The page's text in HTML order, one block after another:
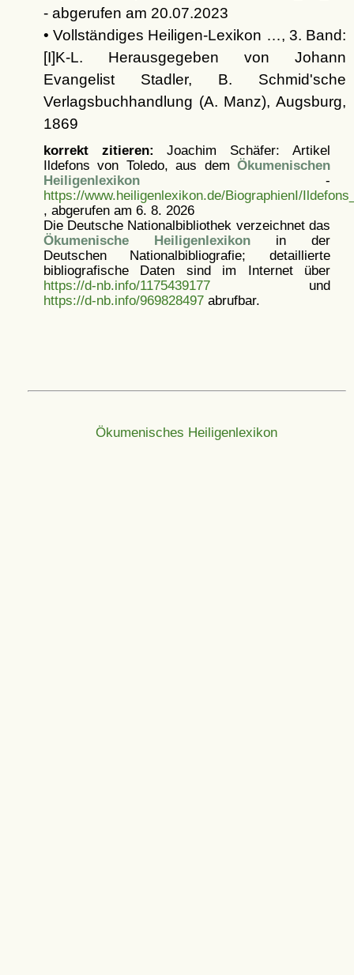
- abgerufen am 20.07.2023
• Vollständiges Heiligen-Lexikon …, 3. Band:
[I]K-L. Herausgegeben von Johann
Evangelist Stadler, B. Schmid'sche
Verlagsbuchhandlung (A. Manz), Augsburg,
1869
korrekt zitieren: Joachim Schäfer: Artikel
Ildefons von Toledo, aus dem Ökumenischen
Heiligenlexikon-
https://www.heiligenlexikon.de/BiographienI/
, abgerufen am 6. 8. 2026
Die Deutsche Nationalbibliothek verzeichnet das
Ökumenische Heiligenlexikonin der
Deutschen Nationalbibliografie; detaillierte
bibliografische Daten sind im Internet über
https://d-nb.info/1175439177und
https://d-nb.info/969828497abrufbar.
Ökumenisches Heiligenlexikon